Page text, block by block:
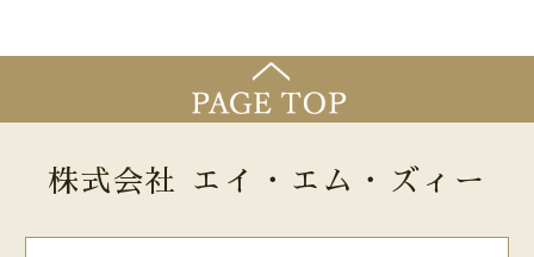
株式会社 エイ・エム・ズィー